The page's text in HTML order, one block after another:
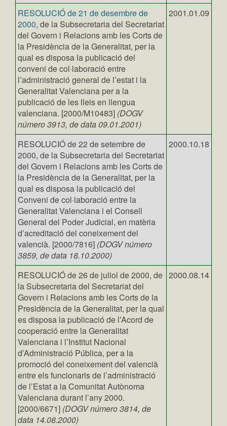
RESOLUCIÓ de 21 de desembre de
2000, de la Subsecretaria del Secretariat
del Govern i Relacions amb les Corts de
la Presidència de la Generalitat, per la
qual es disposa la publicació del
conveni de col·laboració entre
l’administració general de l’estat i la
Generalitat Valenciana per a la
publicació de les lleis en llengua
valenciana. [2000/M10483] (DOGV
número 3913, de data 09.01.2001)
2001.01.09
RESOLUCIÓ de 22 de setembre de
2000, de la Subsecretaria del Secretariat
del Govern i Relacions amb les Corts de
la Presidència de la Generalitat, per la
qual es disposa la publicació del
Conveni de col·laboració entre la
Generalitat Valenciana i el Consell
General del Poder Judicial, en matèria
d’acreditació del coneixement del
valencià. [2000/7816] (DOGV número
3859, de data 18.10.2000)
2000.10.18
RESOLUCIÓ de 26 de juliol de 2000, de
la Subsecretaria del Secretariat del
Govern i Relacions amb les Corts de la
Presidència de la Generalitat, per la qual
es disposa la publicació de l’Acord de
cooperació entre la Generalitat
Valenciana i l’Institut Nacional
d’Administració Pública, per a la
promoció del coneixement del valencià
entre els funcionaris de l’administració
de l’Estat a la Comunitat Autònoma
Valenciana durant l’any 2000.
[2000/6671] (DOGV número 3814, de
data 14.08.2000)
2000.08.14